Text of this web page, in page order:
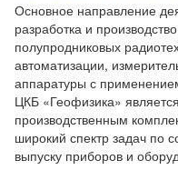
Основное направление
разработка и
полупродниковых
автоматизации,
аппаратуры с
ЦКБ «Геофизика»
производственным
широкий спектр задач по
выпуску приборов и